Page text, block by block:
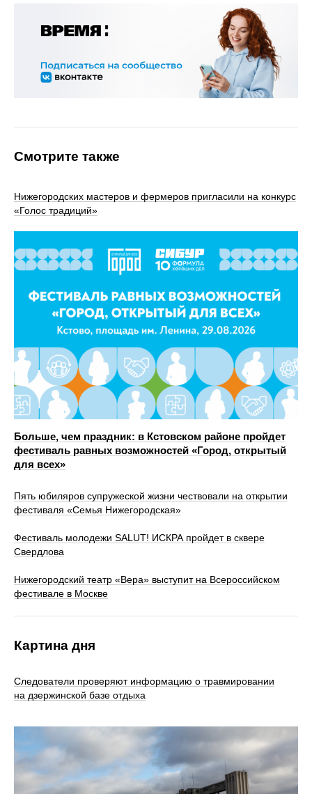
Смотрите также
Нижегородских мастеров и фермеров пригласили на конкурс
«Голос традиций»
Больше, чем праздник: в Кстовском районе пройдет
фестиваль равных возможностей «Город, открытый
для всех»
Пять юбиляров супружеской жизни чествовали на открытии
фестиваля «Семья Нижегородская»
Фестиваль молодежи SALUT! ИСКРА пройдет в сквере
Свердлова
Нижегородский театр «Вера» выступит на Всероссийском
фестивале в Москве
Картина дня
Следователи проверяют информацию о травмировании
на дзержинской базе отдыха